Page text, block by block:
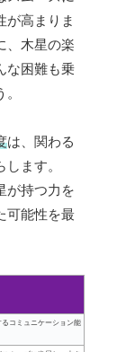
が高まりま
、木星の楽
な困難も乗
は、関わる
ます。
が持つ力を
可能性を最
コミュニケーション能